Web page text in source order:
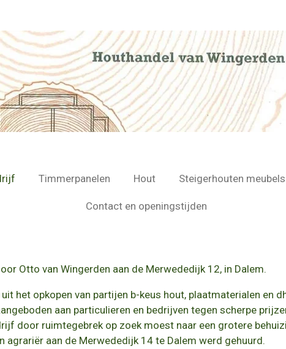
Timmerpanelen Hout Steigerhouten meubels
Contact en openingstijden
Otto van Wingerden aan de Merwededijk 12, in Dalem.
het opkopen van partijen b-keus hout, plaatmaterialen en
aan particulieren en bedrijven tegen scherpe
door ruimtegebrek op zoek moest naar een grotere
agrariër aan de Merwededijk 14 te Dalem werd gehuurd.